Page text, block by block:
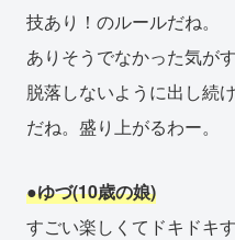
技あり！のルールだね。
ありそうでなかった気がす
脱落しないように出し続
だね。盛り上がるわー。
●ゆづ(10歳の娘)
すごい楽しくてドキドキ